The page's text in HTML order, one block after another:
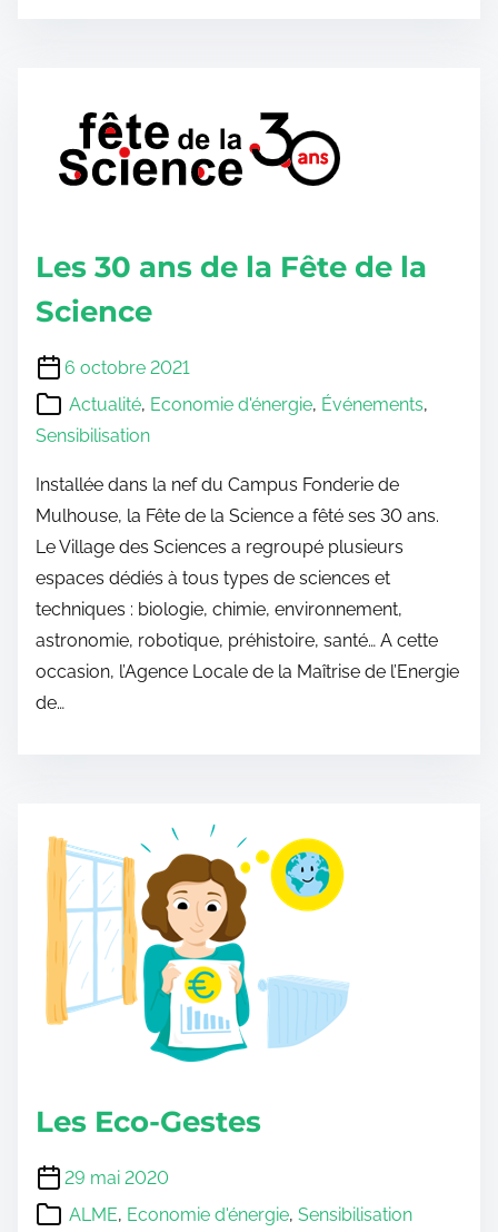
Les 30 ans de la Fête de la
Science
6 octobre 2021
Actualité, Economie d'énergie, Événements,
Sensibilisation
Installée dans la nef du Campus Fonderie de
Mulhouse, la Fête de la Science a fêté ses 30 ans.
Le Village des Sciences a regroupé plusieurs
espaces dédiés à tous types de sciences et
techniques : biologie, chimie, environnement,
astronomie, robotique, préhistoire, santé… A cette
occasion, l’Agence Locale de la Maîtrise de l’Energie
de…
Les Eco-Gestes
29 mai 2020
ALME, Economie d'énergie, Sensibilisation